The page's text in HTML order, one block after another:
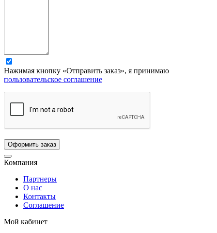
Нажимая кнопку «Отправить заказ», я принимаю
пользовательское соглашение
Компания
Партнеры
О нас
Контакты
Соглашение
Мой кабинет